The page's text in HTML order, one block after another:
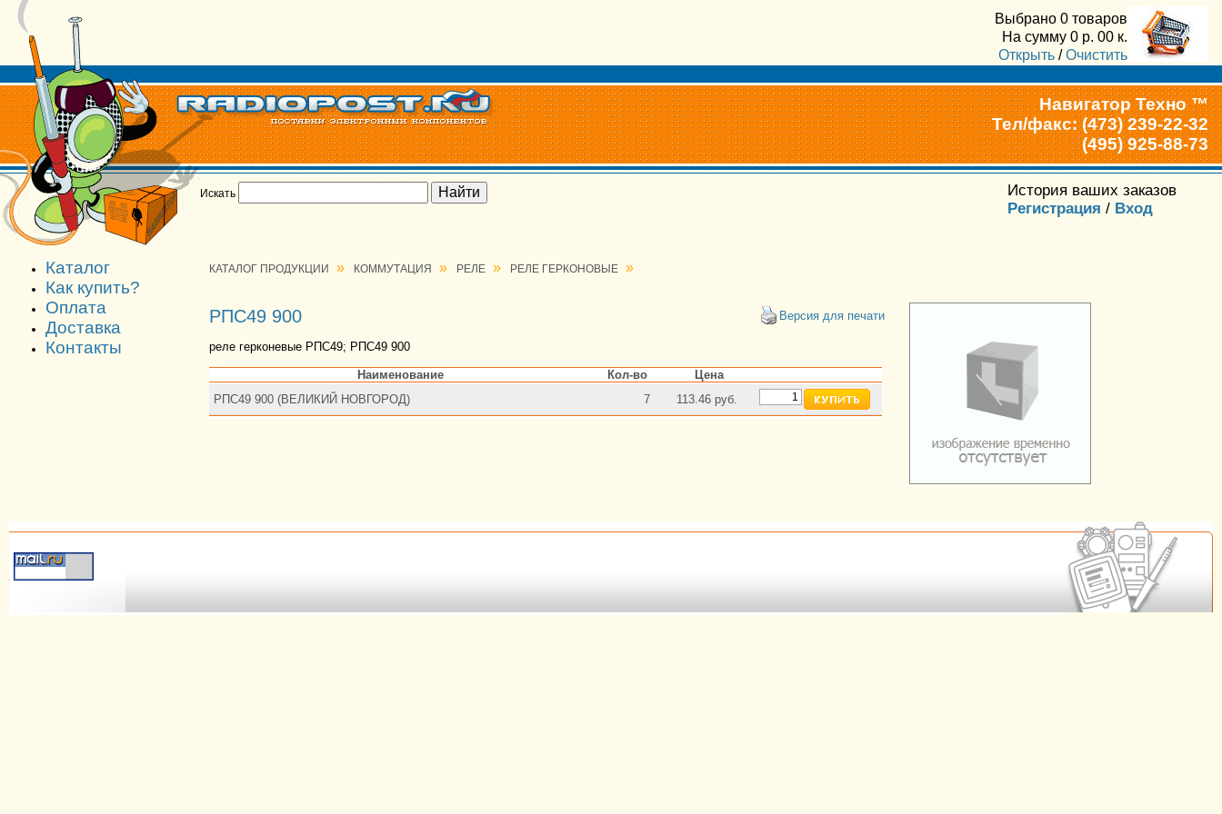
Выбрано 0 товаров
На сумму 0 р. 00 к.
Открыть /Очистить
Навигатор Техно ™
Тел/факс: (473) 239-22-32
(495) 925-88-73
Искать
История ваших заказов
Регистрация / Вход
Каталог
Как купить?
Оплата
Доставка
Контакты
КАТАЛОГ ПРОДУКЦИИ » КОММУТАЦИЯ » РЕЛЕ » РЕЛЕ ГЕРКОНОВЫЕ »
РПС49 900 Версия для печати
реле герконевые РПС49; РПС49 900
Наименование Кол-во
Цена
РПС49 900 (ВЕЛИКИЙ НОВГОРОД)
7 113.46 руб.